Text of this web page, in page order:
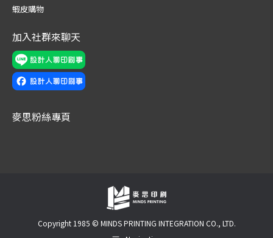
蝦皮購物
加入社群來聊天
麥思粉絲專頁
Copyright 1985 © MINDS PRINTING INTEGRATION CO., LTD.